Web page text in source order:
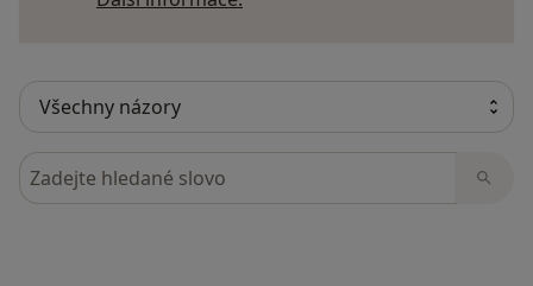
Hledejte v názorech